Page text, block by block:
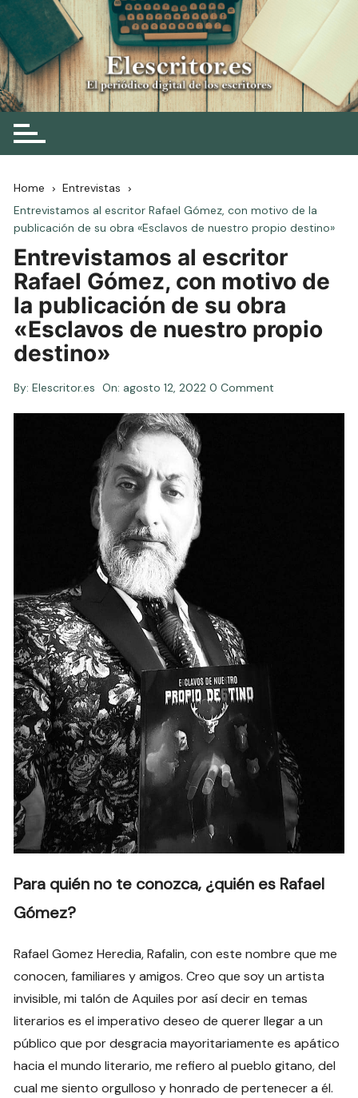
Skip
to
content
Elescritor.es
El periódico digital de los escritores
Home
Entrevistas
Entrevistamos al escritor Rafael Gómez, con motivo de la
publicación de su obra «Esclavos de nuestro propio destino»
Entrevistamos al escritor
Rafael Gómez, con motivo de
la publicación de su obra
«Esclavos de nuestro propio
destino»
By: Elescritor.es On: agosto 12, 2022 0 Comment
Para quién no te conozca, ¿quién es Rafael
Gómez?
Rafael Gomez Heredia, Rafalin, con este nombre que me
conocen, familiares y amigos. Creo que soy un artista
invisible, mi talón de Aquiles por así decir en temas
literarios es el imperativo deseo de querer llegar a un
público que por desgracia mayoritariamente es apático
hacia el mundo literario, me refiero al pueblo gitano, del
cual me siento orgulloso y honrado de pertenecer a él.